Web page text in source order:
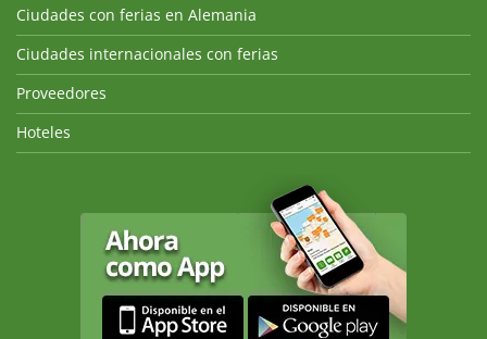
Ciudades con ferias en Alemania
Ciudades internacionales con ferias
Proveedores
Hoteles